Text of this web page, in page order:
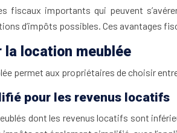
fiscaux importants qui peuvent
d’impôts possibles. Ces avantages
location meublée
permet aux propriétaires de choisir
pour les revenus locatifs
dont les revenus locatifs sont